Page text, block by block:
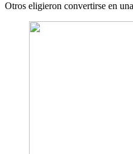
Otros eligieron convertirse en